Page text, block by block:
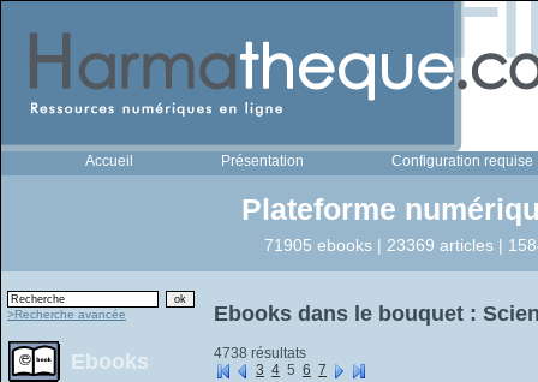
Accueil Présentation Configuration requise
Plateforme
71905 ebooks | 23369 articles |
>Recherche avancée
Ebooks
Ebooks dans le bouquet :
4738 résultats
3 4 5 6 7